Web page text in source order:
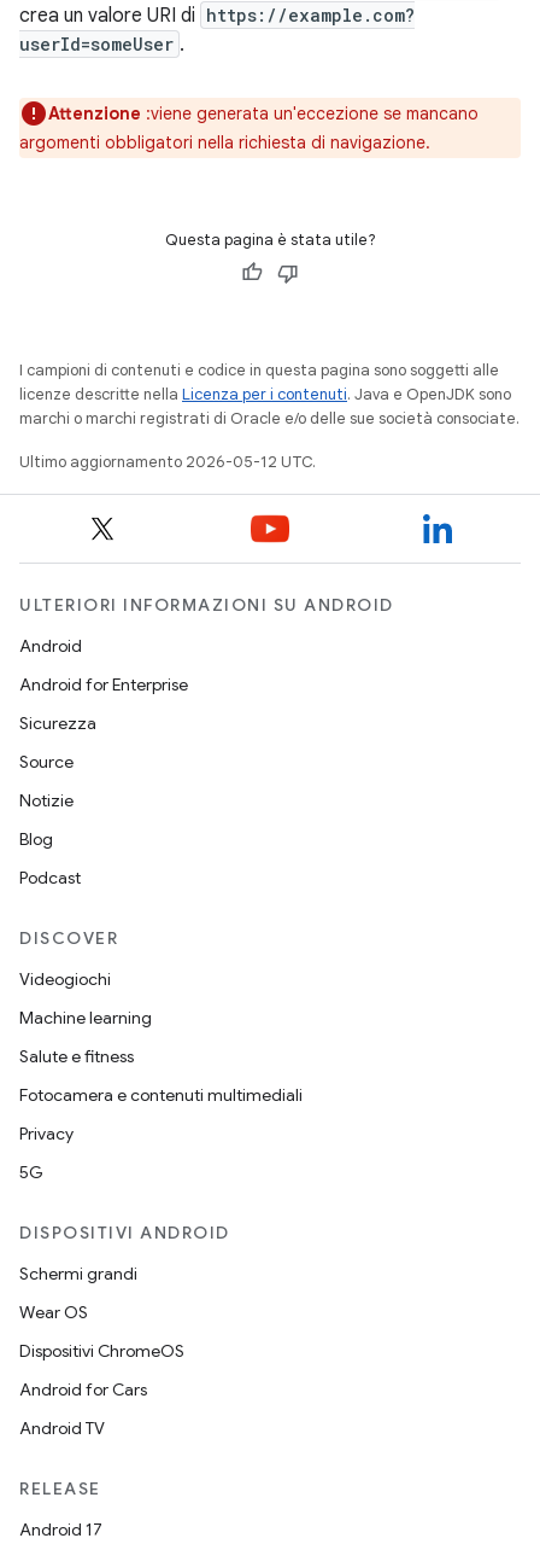
crea un valore URI di https://example.com?
userId=someUser .
Attenzione :viene generata un'eccezione se mancano
argomenti obbligatori nella richiesta di navigazione.
Questa pagina è stata utile?
I campioni di contenuti e codice in questa pagina sono soggetti alle
licenze descritte nella Licenza per i contenuti. Java e OpenJDK sono
marchi o marchi registrati di Oracle e/o delle sue società consociate.
Ultimo aggiornamento 2026-05-12 UTC.
ULTERIORI INFORMAZIONI SU ANDROID
Android
Android for Enterprise
Sicurezza
Source
Notizie
Blog
Podcast
DISCOVER
Videogiochi
Machine learning
Salute e fitness
Fotocamera e contenuti multimediali
Privacy
5G
DISPOSITIVI ANDROID
Schermi grandi
Wear OS
Dispositivi ChromeOS
Android for Cars
Android TV
RELEASE
Android 17